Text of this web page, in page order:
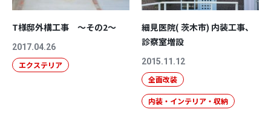
T様邸外構工事 ～その2～
2017.04.26
エクステリア
細見医院( 茨木市) 内装工事、
診察室増設
2015.11.12
全面改装
内装・インテリア・収納